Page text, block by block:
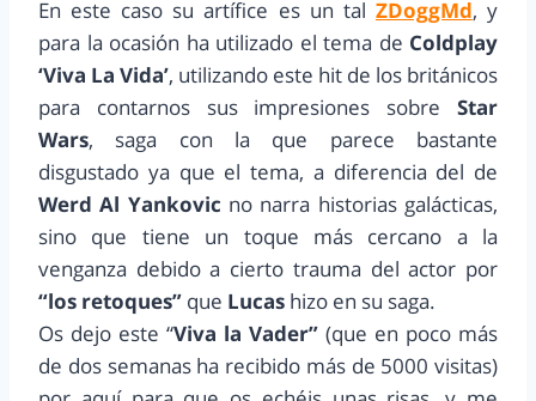
En este caso su artífice es un tal ZDoggMd, y
para la ocasión ha utilizado el tema de Coldplay
‘Viva La Vida’, utilizando este hit de los británicos
para contarnos sus impresiones sobre Star
Wars, saga con la que parece bastante
disgustado ya que el tema, a diferencia del de
Werd Al Yankovic no narra historias galácticas,
sino que tiene un toque más cercano a la
venganza debido a cierto trauma del actor por
“los retoques” que Lucas hizo en su saga.
Os dejo este “Viva la Vader” (que en poco más
de dos semanas ha recibido más de 5000 visitas)